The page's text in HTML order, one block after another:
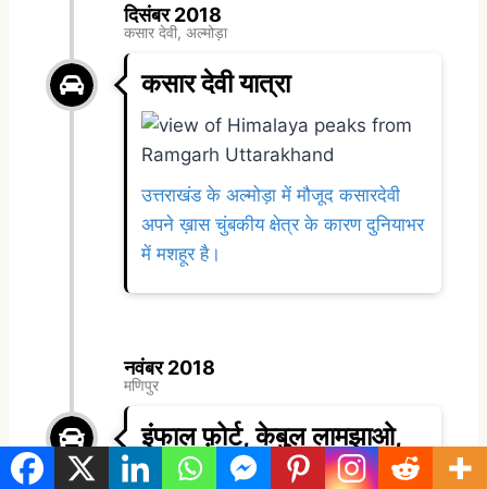
दिसंबर 2018
कसार देवी, अल्मोड़ा
कसार देवी यात्रा
उत्तराखंड के अल्मोड़ा में मौजूद कसारदेवी
अपने ख़ास चुंबकीय क्षेत्र के कारण दुनियाभर
में मशहूर है।
नवंबर 2018
मणिपुर
इंफाल फ़ोर्ट, केबुल लामझाओ,
लोकतक लेक